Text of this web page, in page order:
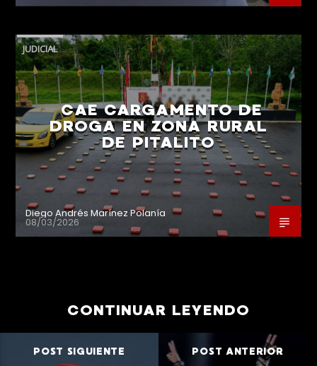
JUDICIAL
CAE CARGAMENTO DE
DROGA EN ZONA RURAL
DE PITALITO
Diego Andrés Marínez Polanía
08/03/2026
CONTINUAR LEYENDO
POST SIGUIENTE POST ANTERIOR